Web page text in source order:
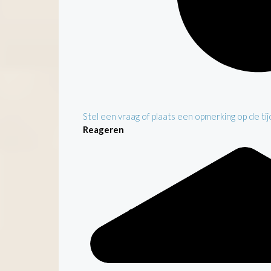
Stel een vraag of plaats een opmerking op de
Reageren